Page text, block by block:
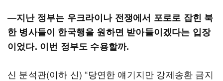
―지난 정부는 우크라이나 전쟁에서 포로로 잡힌 북
한 병사들이 한국행을 원하면 받아들이겠다는 입장
이었다. 이번 정부도 수용할까.
신 분석관(이하 신) “당연한 얘기지만 강제송환 금지